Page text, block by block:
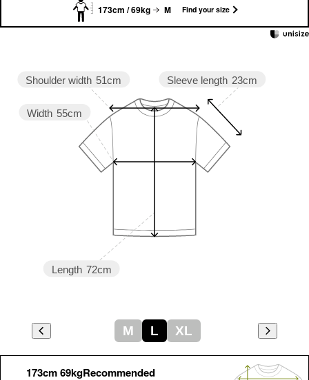
173cm / 69kg M Find your size
Sleeve length 23cm
Length 72cm
Width 55cm
Shoulder width 51cm
M L XL
173cm 69kgRecommended